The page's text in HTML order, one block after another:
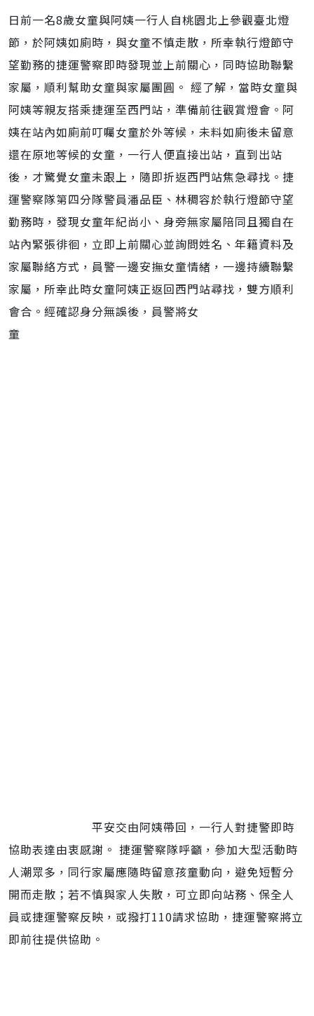
日前一名8歲女童與阿姨一行人自桃園北上參觀臺北燈
節，於阿姨如廁時，與女童不慎走散，所幸執行燈節守
望勤務的捷運警察即時發現並上前關心，同時協助聯繫
家屬，順利幫助女童與家屬團圓。 經了解，當時女童與
阿姨等親友搭乘捷運至西門站，準備前往觀賞燈會。阿
姨在站內如廁前叮囑女童於外等候，未料如廁後未留意
還在原地等候的女童，一行人便直接出站，直到出站
後，才驚覺女童未跟上，隨即折返西門站焦急尋找。捷
運警察隊第四分隊警員潘品臣、林稠容於執行燈節守望
勤務時，發現女童年紀尚小、身旁無家屬陪同且獨自在
站內緊張徘徊，立即上前關心並詢問姓名、年籍資料及
家屬聯絡方式，員警一邊安撫女童情緒，一邊持續聯繫
家屬，所幸此時女童阿姨正返回西門站尋找，雙方順利
會合。經確認身分無誤後，員警將女
童
平安交由阿姨帶回，一行人對捷警即時
協助表達由衷感謝。 捷運警察隊呼籲，參加大型活動時
人潮眾多，同行家屬應隨時留意孩童動向，避免短暫分
開而走散；若不慎與家人失散，可立即向站務、保全人
員或捷運警察反映，或撥打110請求協助，捷運警察將立
即前往提供協助。